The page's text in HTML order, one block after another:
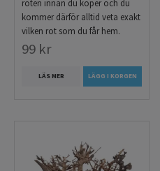
roten innan du köper och du
kommer därför alltid veta exakt
vilken rot som du får hem.
99 kr
LÄS MER LÄGG I KORGEN